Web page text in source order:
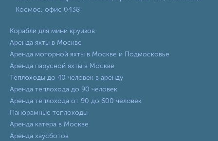
Космос, офис 0438
Корабли для мини круизов
Аренда яхты в Москве
Аренда моторной яхты в Москве и Подмосковье
Аренда парусной яхты в Москве
Теплоходы до 40 человек в аренду
Аренда теплохода до 90 человек
Аренда теплохода от 90 до 600 человек
Панорамные теплоходы
Аренда катера в Москве
Аренда хаусботов